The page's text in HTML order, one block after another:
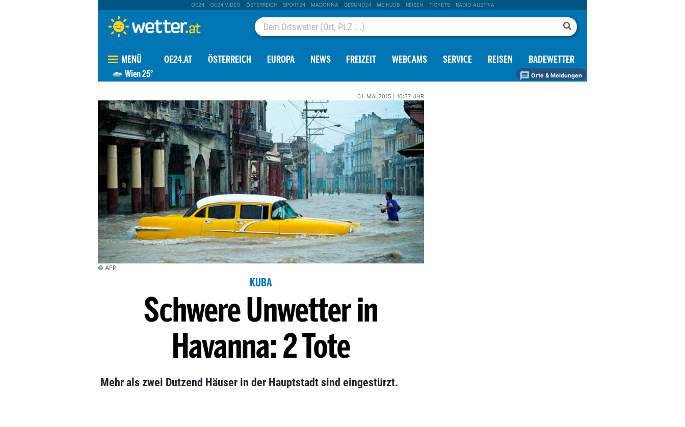
OE24 OE24 VIDEO ÖSTERREICH SPORT24 MADONNA GESUND24 MEINJOB REISEN TICKETS RADIO AUSTRIA
MENÜ OE24.AT ÖSTERREICH EUROPA NEWS FREIZEIT WEBCAMS SERVICE REISEN BADEWETTER
Wien25° Orte & Meldungen
01. MAI 2015 | 10:37 UHR
© AFP
KUBA
Schwere Unwetter in
Havanna: 2 Tote
Mehr als zwei Dutzend Häuser in der Hauptstadt sind eingestürzt.